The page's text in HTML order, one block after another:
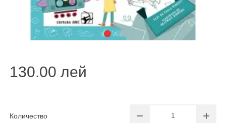
Количество
130.00 лей